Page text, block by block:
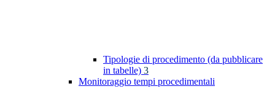
Tipologie di procedimento (da pubblicare
in tabelle) 3
Monitoraggio tempi procedimentali